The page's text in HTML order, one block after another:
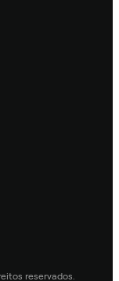
reservados.